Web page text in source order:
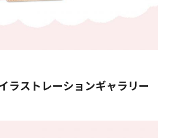
ストレーションギャラリー